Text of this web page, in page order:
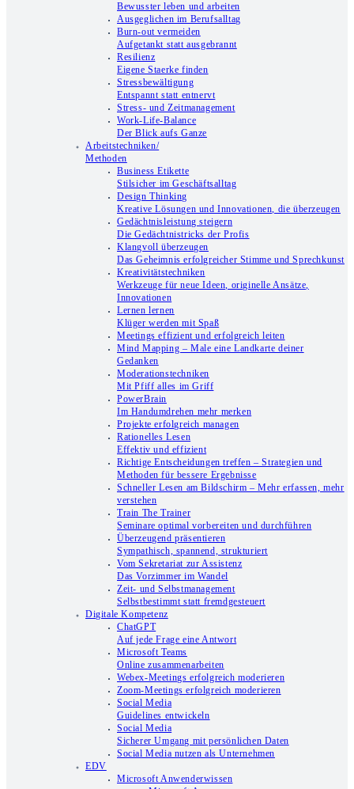
Bewusster leben und arbeiten
Ausgeglichen im Berufsalltag
Burn-out vermeiden
Aufgetankt statt ausgebrannt
Resilienz
Eigene Staerke finden
Stressbewältigung
Entspannt statt entnervt
Stress- und Zeitmanagement
Work-Life-Balance
Der Blick aufs Ganze
Arbeitstechniken/
Methoden
Business Etikette
Stilsicher im Geschäftsalltag
Design Thinking
Kreative Lösungen und Innovationen, die überzeugen
Gedächtnisleistung steigern
Die Gedächtnistricks der Profis
Klangvoll überzeugen
Das Geheimnis erfolgreicher Stimme und Sprechkunst
Kreativitätstechniken
Werkzeuge für neue Ideen, originelle Ansätze,
Innovationen
Lernen lernen
Klüger werden mit Spaß
Meetings effizient und erfolgreich leiten
Mind Mapping – Male eine Landkarte deiner
Gedanken
Moderationstechniken
Mit Pfiff alles im Griff
PowerBrain
Im Handumdrehen mehr merken
Projekte erfolgreich managen
Rationelles Lesen
Effektiv und effizient
Richtige Entscheidungen treffen – Strategien und
Methoden für bessere Ergebnisse
Schneller Lesen am Bildschirm – Mehr erfassen, mehr
verstehen
Train The Trainer
Seminare optimal vorbereiten und durchführen
Überzeugend präsentieren
Sympathisch, spannend, strukturiert
Vom Sekretariat zur Assistenz
Das Vorzimmer im Wandel
Zeit- und Selbstmanagement
Selbstbestimmt statt fremdgesteuert
Digitale Kompetenz
ChatGPT
Auf jede Frage eine Antwort
Microsoft Teams
Online zusammenarbeiten
Webex-Meetings erfolgreich moderieren
Zoom-Meetings erfolgreich moderieren
Social Media
Guidelines entwickeln
Social Media
Sicherer Umgang mit persönlichen Daten
Social Media nutzen als Unternehmen
EDV
Microsoft Anwenderwissen